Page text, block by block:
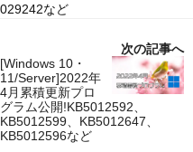
など
次の記事へ
[Windows 10・
11/Server]2022年
4月累積更新プロ
グラム公開!KB5012592、
KB5012599、KB5012647、
KB5012596など